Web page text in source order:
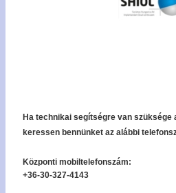
Ha technikai segítségre van szüksége
keressen bennünket az alábbi
Központi mobiltelefonszám:
+36-30-327-4143